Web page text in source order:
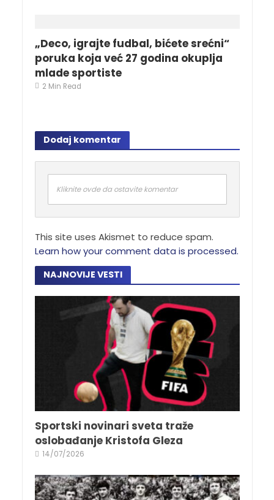
„Deco, igrajte fudbal, bićete srećni“
poruka koja već 27 godina okuplja
mlade sportiste
2 Min Read
Dodaj komentar
Kliknite ovde da ostavite komentar
This site uses Akismet to reduce spam.
Learn how your comment data is processed.
NAJNOVIJE VESTI
Sportski novinari sveta traže
oslobađanje Kristofa Gleza
14/07/2026